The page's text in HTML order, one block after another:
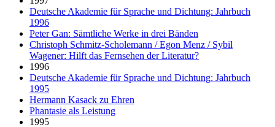
Deutsche Akademie für Sprache und Dichtung: Jahrbuch
1996
Peter Gan: Sämtliche Werke in drei Bänden
Christoph Schmitz-Scholemann / Egon Menz / Sybil
Wagener: Hilft das Fernsehen der Literatur?
1996
Deutsche Akademie für Sprache und Dichtung: Jahrbuch
1995
Hermann Kasack zu Ehren
Phantasie als Leistung
1995